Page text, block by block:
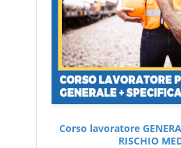
Corso lavoratore
RISCHIO